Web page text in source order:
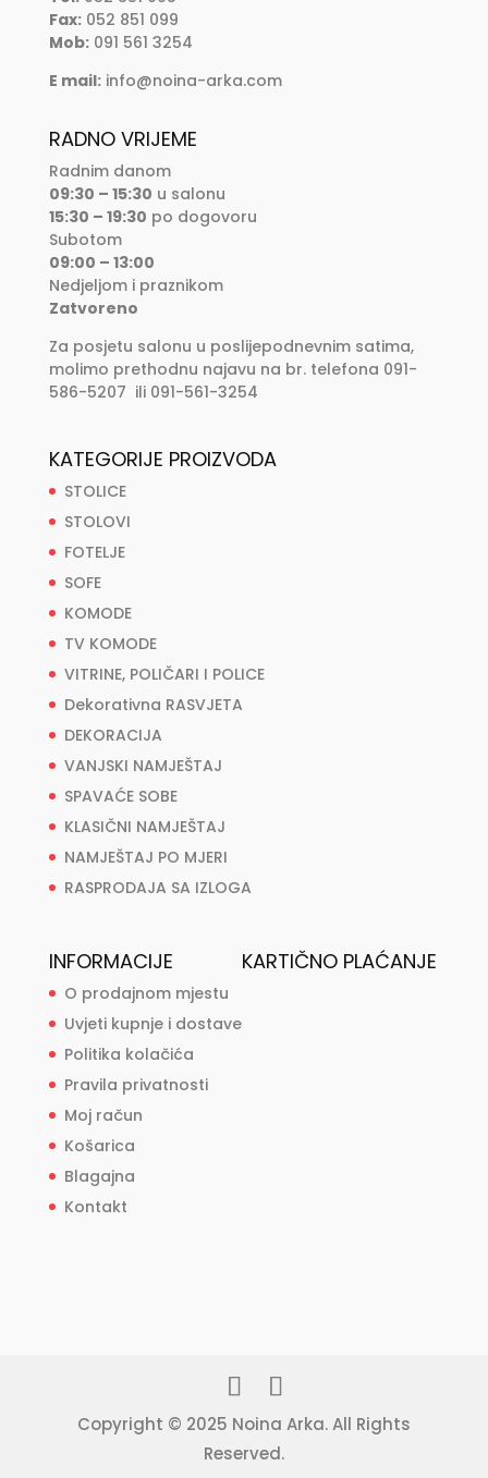
Fax:052 851 099
Mob:091 561 3254
E mail: info@noina-arka.com
RADNO VRIJEME
Radnim danom
09:30 – 15:30 u salonu
15:30 – 19:30 po dogovoru
Subotom
09:00 – 13:00
Nedjeljom i praznikom
Zatvoreno
Za posjetu salonu u poslijepodnevnim satima,
molimo prethodnu najavu na br. telefona 091-
586-5207 ili 091-561-3254
KATEGORIJE PROIZVODA
STOLICE
STOLOVI
FOTELJE
SOFE
KOMODE
TV KOMODE
VITRINE, POLIČARI I POLICE
Dekorativna RASVJETA
DEKORACIJA
VANJSKI NAMJEŠTAJ
SPAVAĆE SOBE
KLASIČNI NAMJEŠTAJ
NAMJEŠTAJ PO MJERI
RASPRODAJA SA IZLOGA
INFORMACIJE
O prodajnom mjestu
Uvjeti kupnje i dostave
Politika kolačića
Pravila privatnosti
Moj račun
Košarica
Blagajna
Kontakt
KARTIČNO PLAĆANJE
Copyright © 2025 Noina Arka. All Rights
Reserved.